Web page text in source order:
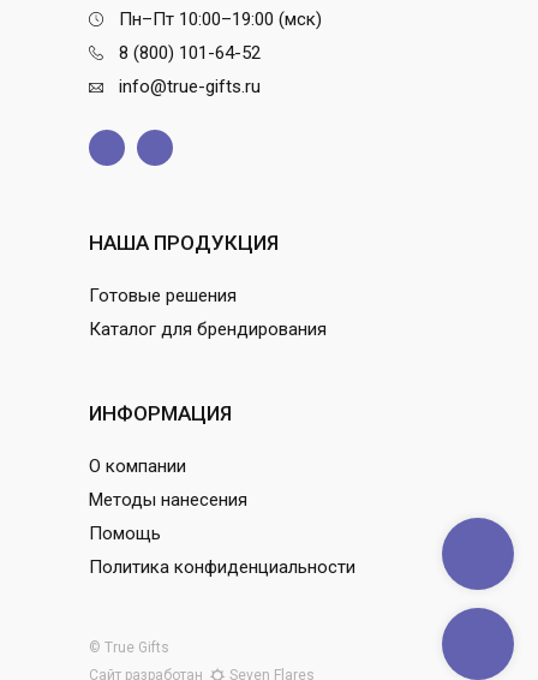
НАША ПРОДУКЦИЯ
Готовые решения
Каталог для брендирования
ИНФОРМАЦИЯ
О компании
Методы нанесения
Помощь
Политика конфиденциальности
Пн–Пт 10:00–19:00 (мск)
8 (800) 101-64-52
info@true-gifts.ru
© True Gifts
Сайт разработан
Seven Flares